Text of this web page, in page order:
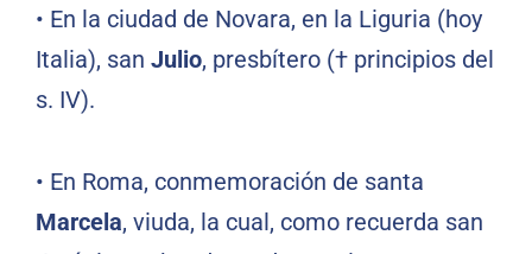
• En la ciudad de Novara, en la Liguria (hoy
Italia), san Julio, presbítero († principios del
s. IV).
• En Roma, conmemoración de santa
Marcela, viuda, la cual, como recuerda san